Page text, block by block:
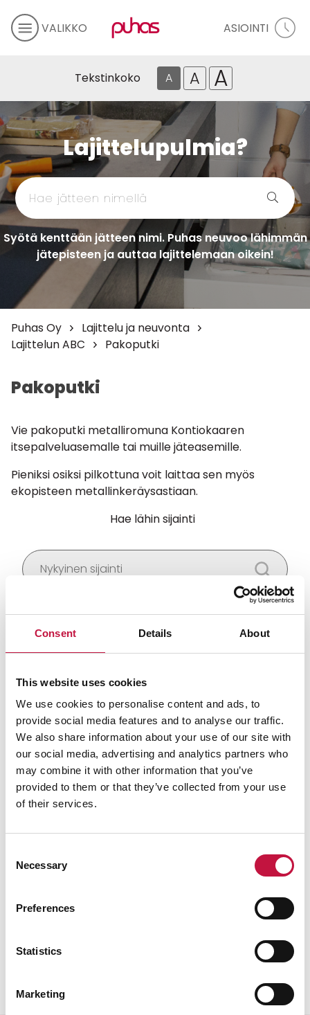
Consent Details About
This website uses cookies
We use cookies to personalise content and ads, to
provide social media features and to analyse our traffic.
We also share information about your use of our site with
our social media, advertising and analytics partners who
may combine it with other information that you’ve
provided to them or that they’ve collected from your use
of their services.
Selection
Necessary
Preferences
Statistics
Marketing
VALIKKO ASIOINTI
Tekstinkoko A A A
Lajittelupulmia?
Syötä kenttään jätteen nimi. Puhas neuvoo lähimmän
jätepisteen ja auttaa lajittelemaan oikein!
Puhas Oy
Lajittelu ja neuvonta
Lajittelun ABC
Pakoputki
Pakoputki
Vie pakoputki metalliromuna Kontiokaaren
itsepalveluasemalle tai muille jäteasemille.
Pieniksi osiksi pilkottuna voit laittaa sen myös
ekopisteen metallinkeräysastiaan.
Hae lähin sijainti